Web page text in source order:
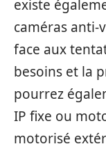
existe
caméras anti-
face aux
besoins et la
pourrez
IP fixe ou
motorisé